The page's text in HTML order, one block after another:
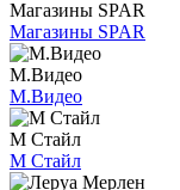
Магазины SPAR
Магазины SPAR
М.Видео
М.Видео
М Стайл
М Стайл